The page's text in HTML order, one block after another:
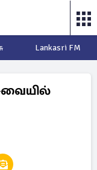
Lankasri FM